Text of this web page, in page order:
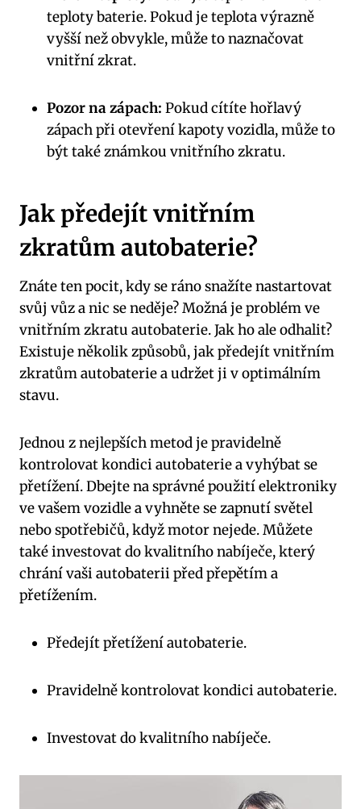
teploty baterie. Pokud je teplota výrazně
vyšší než obvykle, může to naznačovat
vnitřní zkrat.
Pozor na zápach: Pokud cítíte hořlavý
zápach při otevření kapoty vozidla, může to
být také známkou vnitřního zkratu.
Jak předejít vnitřním
zkratům autobaterie?
Znáte ten pocit, kdy se ráno snažíte nastartovat
svůj vůz a nic se neděje? Možná je problém ve
vnitřním zkratu autobaterie. Jak ho ale odhalit?
Existuje několik způsobů, jak předejít vnitřním
zkratům autobaterie a udržet ji v optimálním
stavu.
Jednou z nejlepších metod je pravidelně
kontrolovat kondici autobaterie a vyhýbat se
přetížení. Dbejte na správné použití elektroniky
ve vašem vozidle a vyhněte se zapnutí světel
nebo spotřebičů, když motor nejede. Můžete
také investovat do kvalitního nabíječe, který
chrání vaši autobaterii před přepětím a
přetížením.
Předejít přetížení autobaterie.
Pravidelně kontrolovat kondici autobaterie.
Investovat do kvalitního nabíječe.